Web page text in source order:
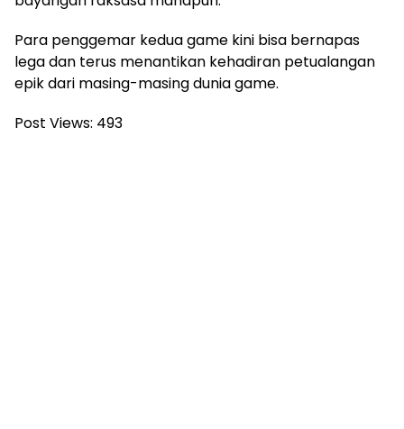
Para penggemar kedua game kini bisa bernapas
lega dan terus menantikan kehadiran petualangan
epik dari masing-masing dunia game.
Post Views: 493